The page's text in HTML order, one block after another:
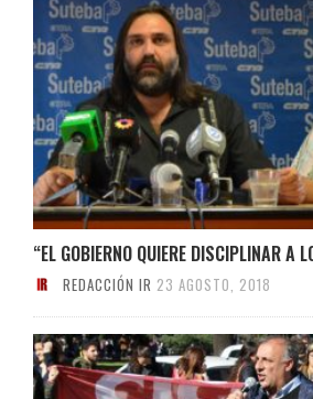
“EL GOBIERNO QUIERE DISCIPLINAR A
REDACCIÓN IR 23 AGOSTO, 2018